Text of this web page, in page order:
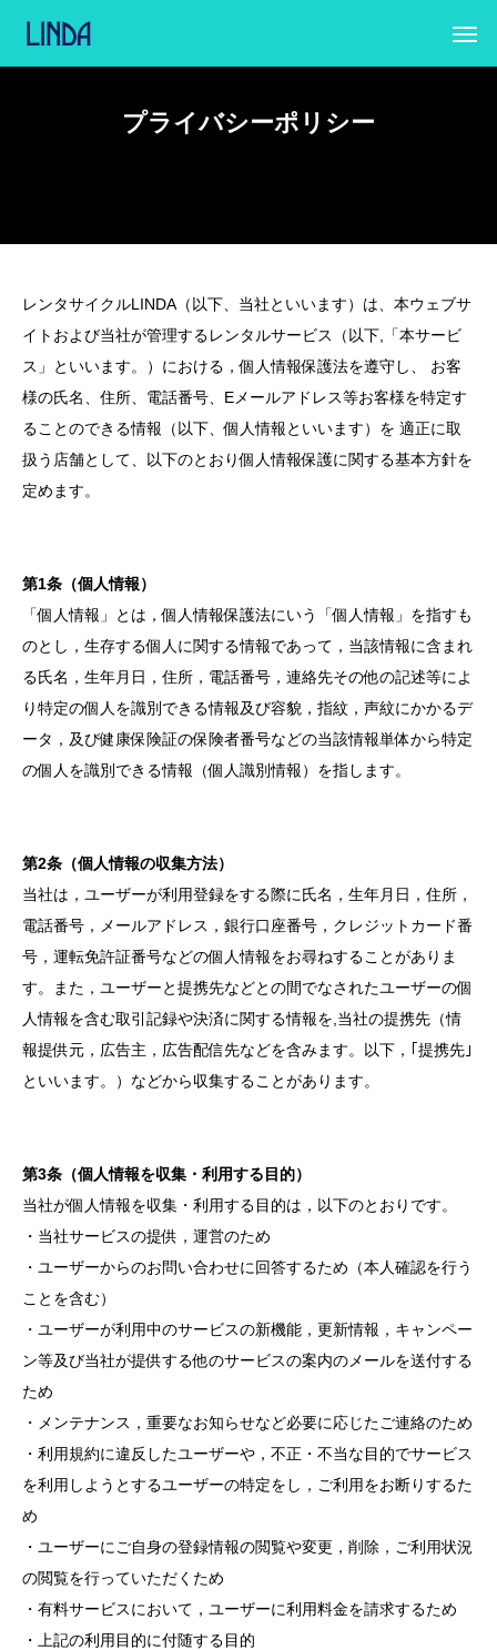
プライバシーポリシー
レンタサイクルLINDA（以下、当社といいます）は、本ウェブサ
イトおよび当社が管理するレンタルサービス（以下,「本サービ
ス」といいます。）における，個人情報保護法を遵守し、 お客
様の氏名、住所、電話番号、Eメールアドレス等お客様を特定す
ることのできる情報（以下、個人情報といいます）を 適正に取
扱う店舗として、以下のとおり個人情報保護に関する基本方針を
定めます。
第1条（個人情報）
「個人情報」とは，個人情報保護法にいう「個人情報」を指すも
のとし，生存する個人に関する情報であって，当該情報に含まれ
る氏名，生年月日，住所，電話番号，連絡先その他の記述等によ
り特定の個人を識別できる情報及び容貌，指紋，声紋にかかるデ
ータ，及び健康保険証の保険者番号などの当該情報単体から特定
の個人を識別できる情報（個人識別情報）を指します。
第2条（個人情報の収集方法）
当社は，ユーザーが利用登録をする際に氏名，生年月日，住所，
電話番号，メールアドレス，銀行口座番号，クレジットカード番
号，運転免許証番号などの個人情報をお尋ねすることがありま
す。また，ユーザーと提携先などとの間でなされたユーザーの個
人情報を含む取引記録や決済に関する情報を,当社の提携先（情
報提供元，広告主，広告配信先などを含みます。以下，｢提携先｣
といいます。）などから収集することがあります。
第3条（個人情報を収集・利用する目的）
当社が個人情報を収集・利用する目的は，以下のとおりです。
・当社サービスの提供，運営のため
・ユーザーからのお問い合わせに回答するため（本人確認を行う
ことを含む）
・ユーザーが利用中のサービスの新機能，更新情報，キャンペー
ン等及び当社が提供する他のサービスの案内のメールを送付する
ため
・メンテナンス，重要なお知らせなど必要に応じたご連絡のため
・利用規約に違反したユーザーや，不正・不当な目的でサービス
を利用しようとするユーザーの特定をし，ご利用をお断りするた
め
・ユーザーにご自身の登録情報の閲覧や変更，削除，ご利用状況
の閲覧を行っていただくため
・有料サービスにおいて，ユーザーに利用料金を請求するため
・上記の利用目的に付随する目的